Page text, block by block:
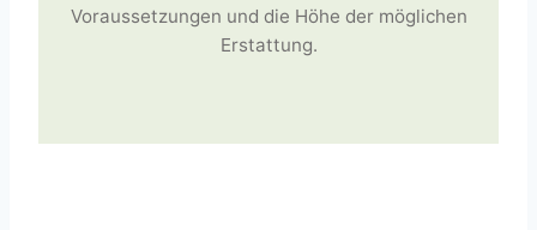
Voraussetzungen und die Höhe der möglichen
Erstattung.